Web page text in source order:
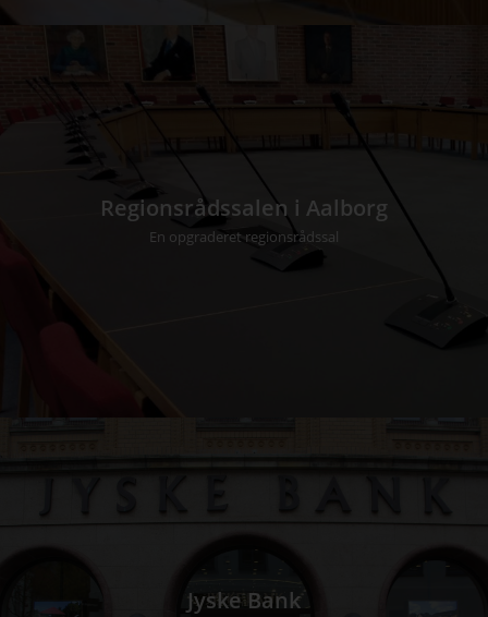
Regionsrådssalen i Aalborg
En opgraderet regionsrådssal
Jyske Bank